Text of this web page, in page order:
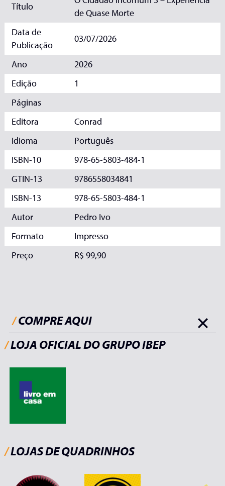
Título
de Quase Morte
Data de
Publicação
03/07/2026
Ano
2026
Edição
1
Páginas
Editora
Conrad
Idioma
Português
ISBN-10
978-65-5803-484-1
GTIN-13
9786558034841
ISBN-13
978-65-5803-484-1
Autor
Pedro Ivo
Formato
Impresso
Preço
R$ 99,90
/COMPRE AQUI
/LOJA OFICIAL DO GRUPO IBEP
/LOJAS DE QUADRINHOS